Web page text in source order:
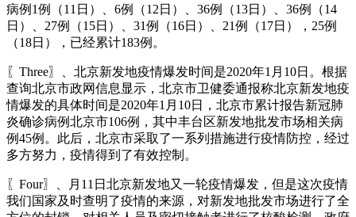
病例1例（11日）、6例（12日）、36例（13日）、36例（14
日）、27例（15日）、31例（16日）、21例（17日），25例
（18日），已经累计183例。
〖Three〗、北京新发地疫情爆发时间是2020年1月10日。根据
查询北京市政网信息显示，北京市卫健委通报称北京新发地疫
情爆发的具体时间是2020年1月10日，北京市累计报告新冠肺
炎确诊病例北京市106例，其中丰台区新发地批发市场相关病
例45例。此后，北京市采取了一系列措施进行疫情防控，经过
多方努力，疫情得到了有效控制。
〖Four〗、月11日北京新发地又一轮疫情爆发，但是这次疫情
我们国家及时查明了疫情的来源，对新发地批发市场进行了全